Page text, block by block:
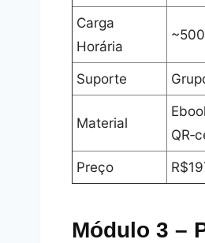
Carga
Horária
Suporte
Material
Preço
Módulo 3 –